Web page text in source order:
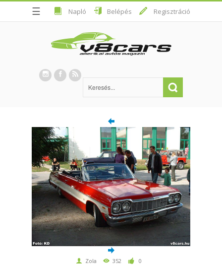
☰ Napló Belépés Regisztráció
Zola 352 0